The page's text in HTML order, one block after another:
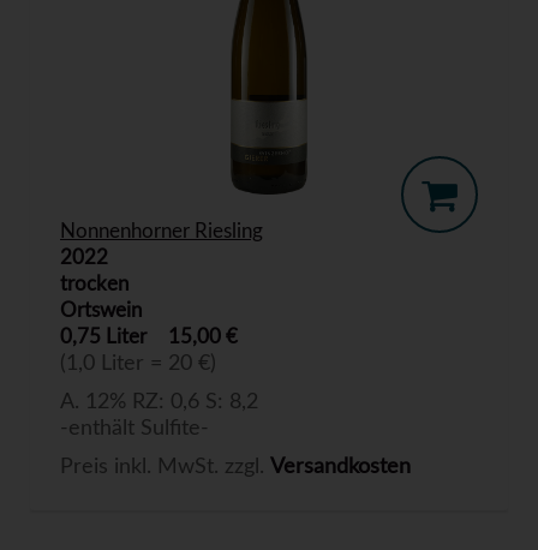
Nonnenhorner Riesling
2022
trocken
Ortswein
0,75 Liter
15,00 €
(1,0 Liter = 20 €)
A. 12% RZ: 0,6 S: 8,2
-enthält Sulfite-
Preis inkl. MwSt. zzgl. Versandkosten